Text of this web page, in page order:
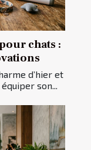
chats :
d’hier et
son...